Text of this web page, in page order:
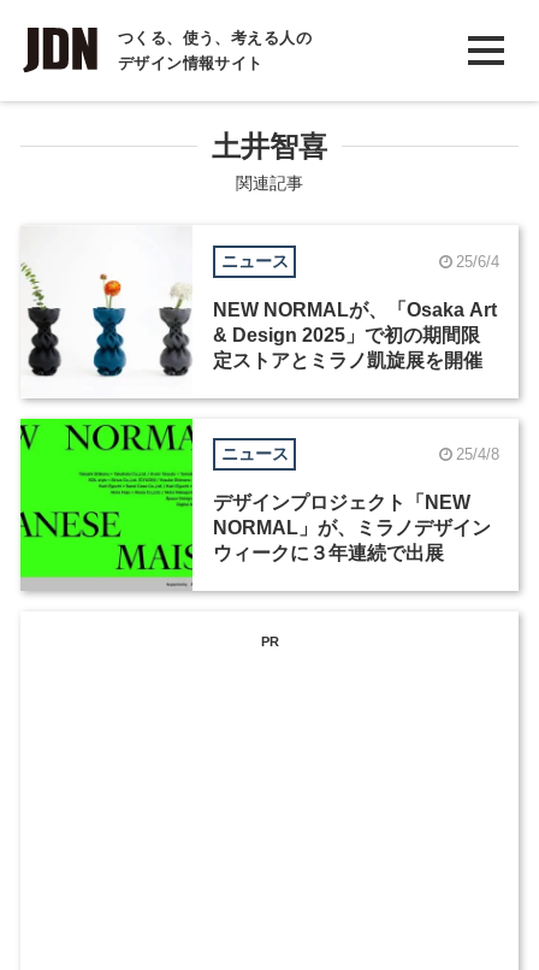
つくる、使う、考える人の
デザイン情報サイト
INTERVIEW
インタビュー
土井智喜
関連記事
ニュース 25/6/4
NEW NORMALが、「Osaka Art
& Design 2025」で初の期間限
定ストアとミラノ凱旋展を開催
ニュース 25/4/8
デザインプロジェクト「NEW
NORMAL」が、ミラノデザイン
ウィークに３年連続で出展
PR